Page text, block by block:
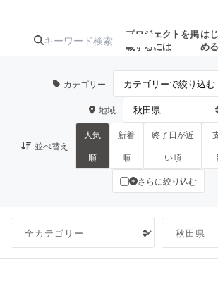
プロジェクトを掲
載するには
はじ
める
注目のリ
ターン
注目の新着プロ
ジェクト
募集終了
ロジェク
アート・写真
テクノロジー・ガジェット
カテゴリー
地域
並べ替え
人気
順
新着
順
終了日が近
い順
さらに絞り込む